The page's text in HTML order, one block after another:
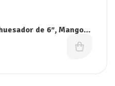
de 6″, Mango